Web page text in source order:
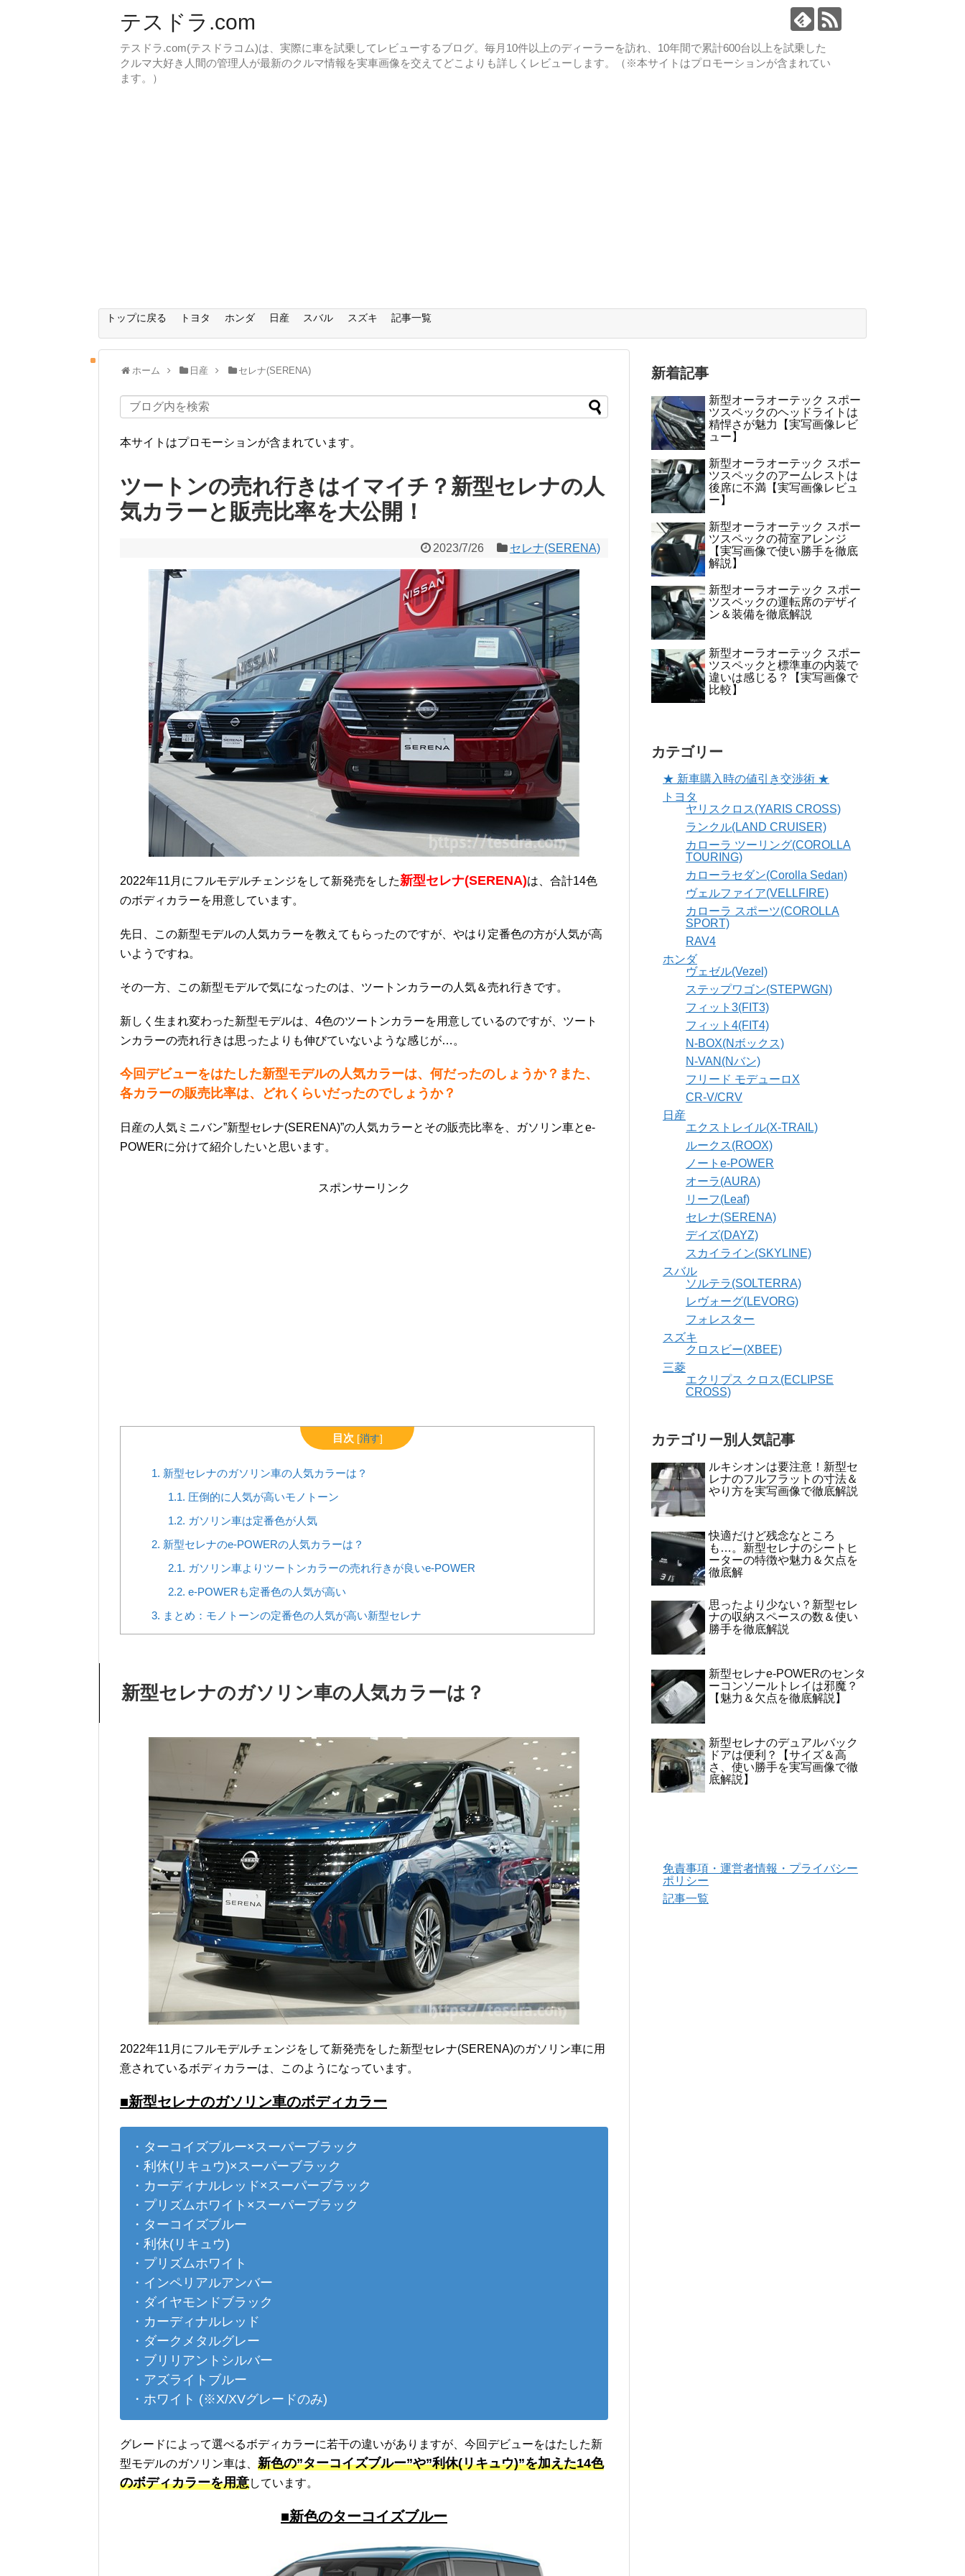
テスドラ.com
テスドラ.com(テスドラコム)は、実際に車を試乗してレビューするブログ。毎月10件以上のディーラーを訪れ、10年間で累計600台以上を試乗した
クルマ大好き人間の管理人が最新のクルマ情報を実車画像を交えてどこよりも詳しくレビューします。（※本サイトはプロモーションが含まれてい
ます。）
トップに戻る トヨタ ホンダ 日産 スバル スズキ 記事一覧
ホーム 日産 セレナ(SERENA)
本サイトはプロモーションが含まれています。
ツートンの売れ行きはイマイチ？新型セレナの人
気カラーと販売比率を大公開！
2023/7/26 セレナ(SERENA)
2022年11月にフルモデルチェンジをして新発売をした新型セレナ(SERENA)は、合計14色
のボディカラーを用意しています。
先日、この新型モデルの人気カラーを教えてもらったのですが、やはり定番色の方が人気が高
いようですね。
その一方、この新型モデルで気になったのは、ツートンカラーの人気＆売れ行きです。
新しく生まれ変わった新型モデルは、4色のツートンカラーを用意しているのですが、ツート
ンカラーの売れ行きは思ったよりも伸びていないような感じが…。
今回デビューをはたした新型モデルの人気カラーは、何だったのしょうか？また、
各カラーの販売比率は、どれくらいだったのでしょうか？
日産の人気ミニバン”新型セレナ(SERENA)”の人気カラーとその販売比率を、ガソリン車とe-
POWERに分けて紹介したいと思います。
スポンサーリンク
目次 [消す]
1. 新型セレナのガソリン車の人気カラーは？
1.1. 圧倒的に人気が高いモノトーン
1.2. ガソリン車は定番色が人気
2. 新型セレナのe-POWERの人気カラーは？
2.1. ガソリン車よりツートンカラーの売れ行きが良いe-POWER
2.2. e-POWERも定番色の人気が高い
3. まとめ：モノトーンの定番色の人気が高い新型セレナ
新型セレナのガソリン車の人気カラーは？
2022年11月にフルモデルチェンジをして新発売をした新型セレナ(SERENA)のガソリン車に用
意されているボディカラーは、このようになっています。
■新型セレナのガソリン車のボディカラー
・ターコイズブルー×スーパーブラック
・利休(リキュウ)×スーパーブラック
・カーディナルレッド×スーパーブラック
・プリズムホワイト×スーパーブラック
・ターコイズブルー
・利休(リキュウ)
・プリズムホワイト
・インペリアルアンバー
・ダイヤモンドブラック
・カーディナルレッド
・ダークメタルグレー
・ブリリアントシルバー
・アズライトブルー
・ホワイト (※X/XVグレードのみ)
グレードによって選べるボディカラーに若干の違いがありますが、今回デビューをはたした新
型モデルのガソリン車は、 新色の”ターコイズブルー”や”利休(リキュウ)”を加えた14色
のボディカラーを用意しています。
■新色のターコイズブルー
新着記事
新型オーラオーテック スポー
ツスペックのヘッドライトは
精悍さが魅力【実写画像レビ
ュー】
新型オーラオーテック スポー
ツスペックのアームレストは
後席に不満【実写画像レビュ
ー】
新型オーラオーテック スポー
ツスペックの荷室アレンジ
【実写画像で使い勝手を徹底
解説】
新型オーラオーテック スポー
ツスペックの運転席のデザイ
ン＆装備を徹底解説
新型オーラオーテック スポー
ツスペックと標準車の内装で
違いは感じる？【実写画像で
比較】
カテゴリー
★ 新車購入時の値引き交渉術 ★
トヨタ
ヤリスクロス(YARIS CROSS)
ランクル(LAND CRUISER)
カローラ ツーリング(COROLLA
TOURING)
カローラセダン(Corolla Sedan)
ヴェルファイア(VELLFIRE)
カローラ スポーツ(COROLLA
SPORT)
RAV4
ホンダ
ヴェゼル(Vezel)
ステップワゴン(STEPWGN)
フィット3(FIT3)
フィット4(FIT4)
N-BOX(Nボックス)
N-VAN(Nバン)
フリード モデューロX
CR-V/CRV
日産
エクストレイル(X-TRAIL)
ルークス(ROOX)
ノートe-POWER
オーラ(AURA)
リーフ(Leaf)
セレナ(SERENA)
デイズ(DAYZ)
スカイライン(SKYLINE)
スバル
ソルテラ(SOLTERRA)
レヴォーグ(LEVORG)
フォレスター
スズキ
クロスビー(XBEE)
三菱
エクリプス クロス(ECLIPSE
CROSS)
カテゴリー別人気記事
ルキシオンは要注意！新型セ
レナのフルフラットの寸法＆
やり方を実写画像で徹底解説
快適だけど残念なところ
も…。新型セレナのシートヒ
ーターの特徴や魅力＆欠点を
徹底解
思ったより少ない？新型セレ
ナの収納スペースの数＆使い
勝手を徹底解説
新型セレナe-POWERのセンタ
ーコンソールトレイは邪魔？
【魅力＆欠点を徹底解説】
新型セレナのデュアルバック
ドアは便利？【サイズ＆高
さ、使い勝手を実写画像で徹
底解説】
免責事項・運営者情報・プライバシー
ポリシー
記事一覧